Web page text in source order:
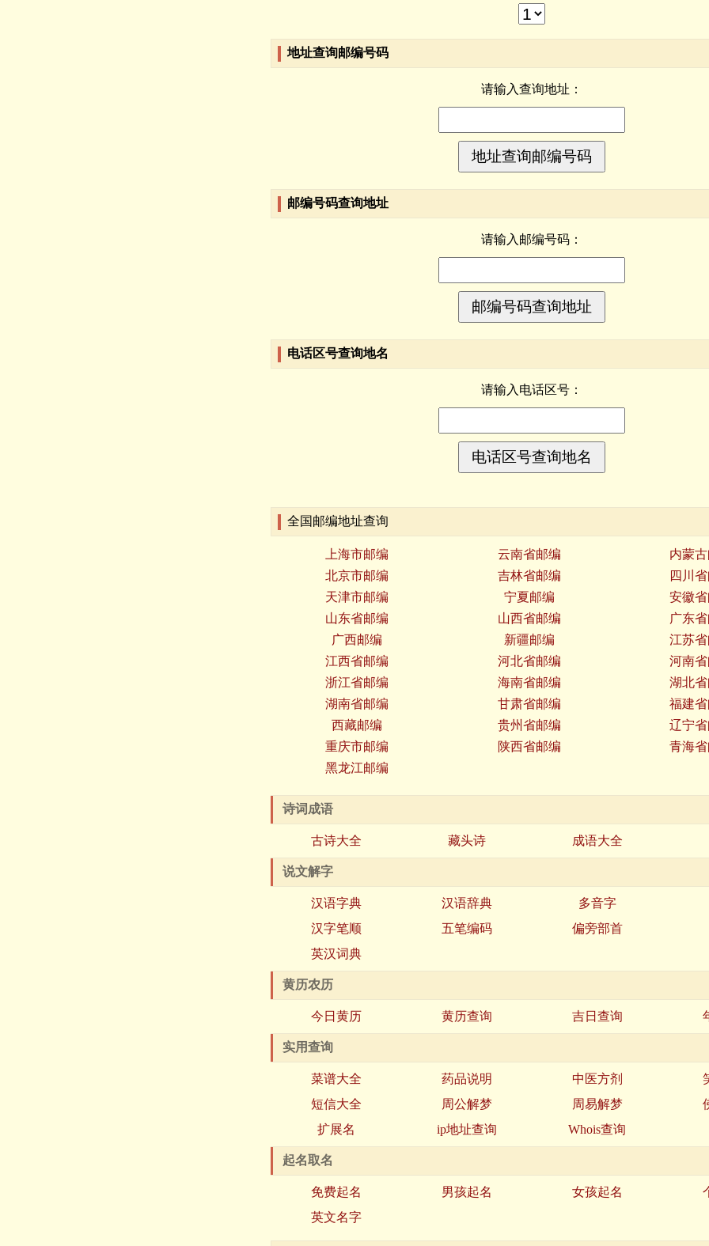
地址查询邮编号码
请输入查询地址：
邮编号码查询地址
请输入邮编号码：
电话区号查询地名
请输入电话区号：
全国邮编地址查询
上海市邮编 云南省邮编
内蒙
北京市邮编
吉林省邮编
四川
天津市邮编
宁夏邮编
安徽
山东省邮编
山西省邮编
广东
广西邮编
新疆邮编
江苏
江西省邮编
河北省邮编
河南
浙江省邮编
海南省邮编
湖北
湖南省邮编
甘肃省邮编
福建
西藏邮编
贵州省邮编
辽宁
重庆市邮编
陕西省邮编
青海
黑龙江邮编
诗词成语
古诗大全 藏头诗 成语大全
说文解字
汉语字典 汉语辞典 多音字
汉字笔顺
五笔编码 偏旁部首
英汉词典
黄历农历
今日黄历 黄历查询 吉日查询
实用查询
菜谱大全 药品说明 中医方剂
短信大全
周公解梦 周易解梦
扩展名
ip地址查询 Whois查询
起名取名
免费起名 男孩起名 女孩起名
英文名字